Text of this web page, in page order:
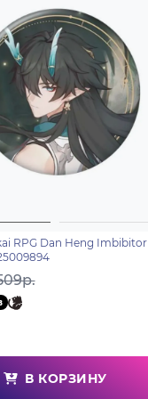
RPG Dan Heng Imbibitor
В КОРЗИНУ